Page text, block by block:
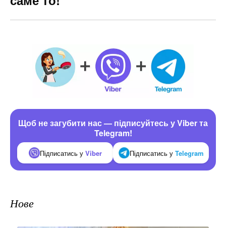
Щоб не загубити нас — підписуйтесь у Viber та
Telegram!
Підписатись у Viber Підписатись у Telegram
Нове